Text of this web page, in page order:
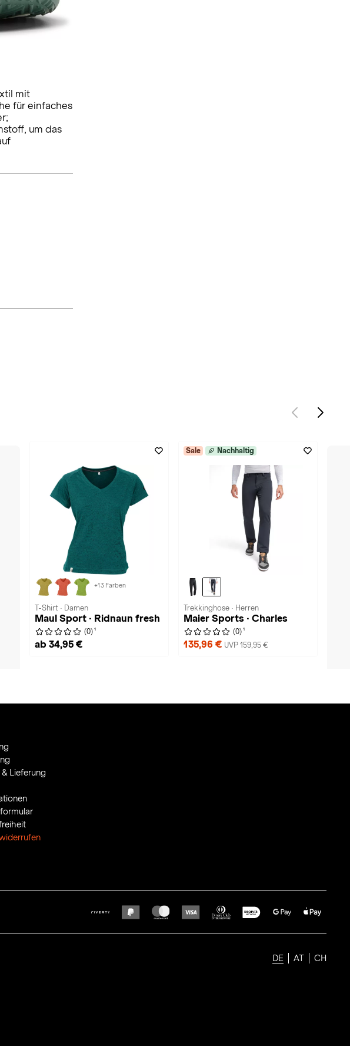
mit
für einfaches
um das
+13 Farben
T-Shirt · Damen
Maul Sport · Ridnaun fresh
(0) 1
ab 34,95 €
Sale Nachhaltig
Trekkinghose · Herren
Maier Sports · Charles
(0) 1
135,96 € UVP 159,95 €
& Lieferung
DE AT CH